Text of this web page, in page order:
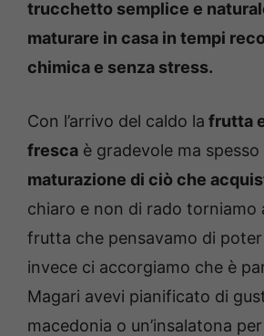
trucchetto semplice e
maturare in casa in tempi
chimica e senza stress.
Con l’arrivo del caldo la frutta
fresca è gradevole ma spesso
maturazione di ciò che
chiaro e non di rado torniamo
frutta che pensavamo di
invece ci accorgiamo che è
Magari avevi pianificato di
macedonia o un’insalatona